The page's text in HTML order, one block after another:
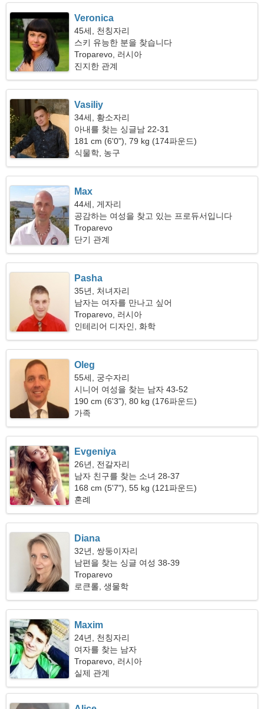
Veronica
45세, 천칭자리
스키 유능한 분을 찾습니다
Troparevo, 러시아
진지한 관계
Vasiliy
34세, 황소자리
아내를 찾는 싱글남 22-31
181 cm (6'0"), 79 kg (174파운드)
식물학, 농구
Max
44세, 게자리
공감하는 여성을 찾고 있는 프로듀서입니다
Troparevo
단기 관계
Pasha
35년, 처녀자리
남자는 여자를 만나고 싶어
Troparevo, 러시아
인테리어 디자인, 화학
Oleg
55세, 궁수자리
시니어 여성을 찾는 남자 43-52
190 cm (6'3"), 80 kg (176파운드)
가족
Evgeniya
26년, 전갈자리
남자 친구를 찾는 소녀 28-37
168 cm (5'7"), 55 kg (121파운드)
혼례
Diana
32년, 쌍둥이자리
남편을 찾는 싱글 여성 38-39
Troparevo
로큰롤, 생물학
Maxim
24년, 천칭자리
여자를 찾는 남자
Troparevo, 러시아
실제 관계